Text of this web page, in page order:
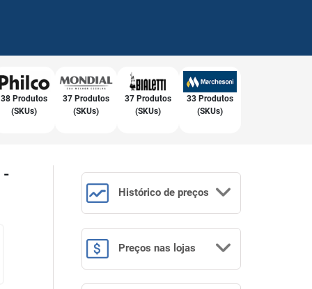
38 Produtos
(SKUs)
37 Produtos
(SKUs)
37 Produtos
(SKUs)
33 Produtos
(SKUs)
-
Histórico de preços
Preços nas lojas